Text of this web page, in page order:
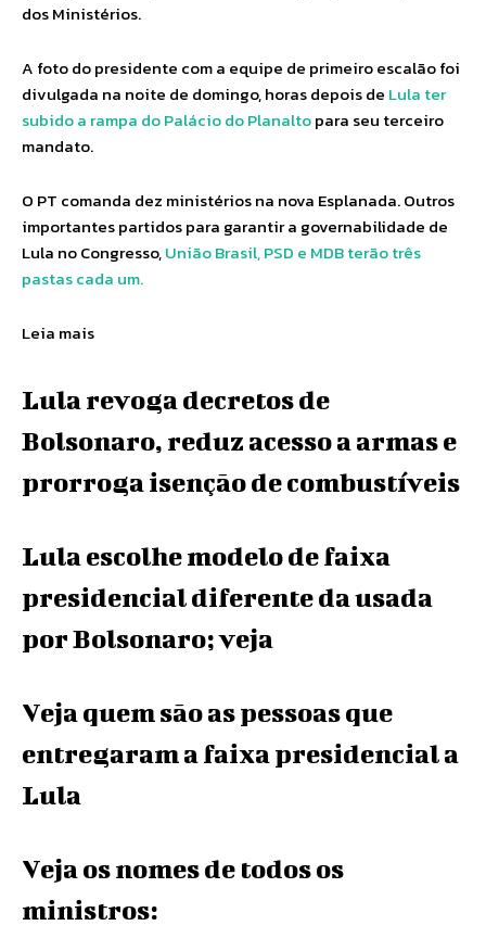
dos Ministérios.
A foto do presidente com a equipe de primeiro escalão foi
divulgada na noite de domingo, horas depois de Lula ter
subido a rampa do Palácio do Planaltopara seu terceiro
mandato.
O PT comanda dez ministérios na nova Esplanada. Outros
importantes partidos para garantir a governabilidade de
Lula no Congresso,União Brasil, PSD e MDB terão três
pastas cada um.
Leia mais
Lula revoga decretos de
Bolsonaro, reduz acesso a armas e
prorroga isenção de combustíveis
Lula escolhe modelo de faixa
presidencial diferente da usada
por Bolsonaro; veja
Veja quem são as pessoas que
entregaram a faixa presidencial a
Lula
Veja os nomes de todos os
ministros: